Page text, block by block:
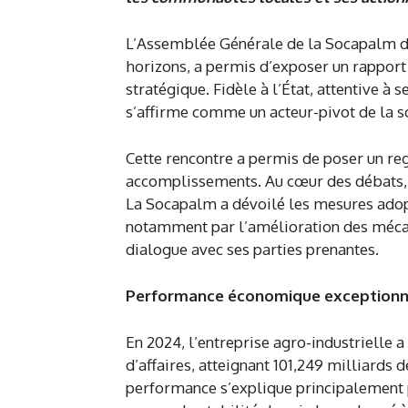
L’Assemblée Générale de la Socapalm
horizons, a permis d’exposer un
stratégique. Fidèle à l’État, attentive à
s’affirme comme un acteur-pivot de la
Cette rencontre a permis de poser un
accomplissements. Au cœur des
La Socapalm a dévoilé les mesures
notamment par l’amélioration des
dialogue avec ses parties prenantes.
Performance économique
En 2024, l’entreprise agro-industrielle
d’affaires, atteignant 101,249 milliards
performance s’explique